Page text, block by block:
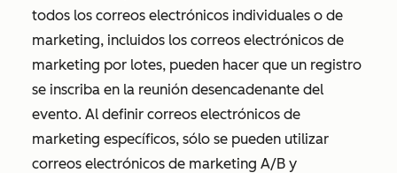
todos los correos electrónicos individuales o de
marketing, incluidos los correos electrónicos de
marketing por lotes, pueden hacer que un registro
se inscriba en la reunión desencadenante del
evento. Al definir correos electrónicos de
marketing específicos, sólo se pueden utilizar
correos electrónicos de marketing A/B y